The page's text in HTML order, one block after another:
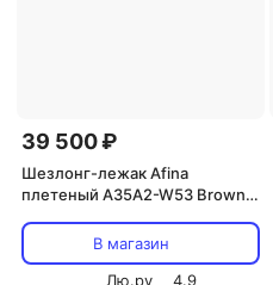
39 500 ₽
Шезлонг-лежак Afina
плетеный A35A2-W53 Brown с
В магазин
Лю.ру
4.9